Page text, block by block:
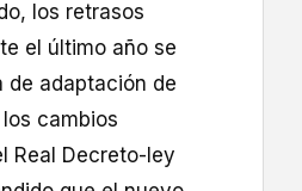
los retrasos
el último año se
de adaptación de
cambios
Real Decreto-ley